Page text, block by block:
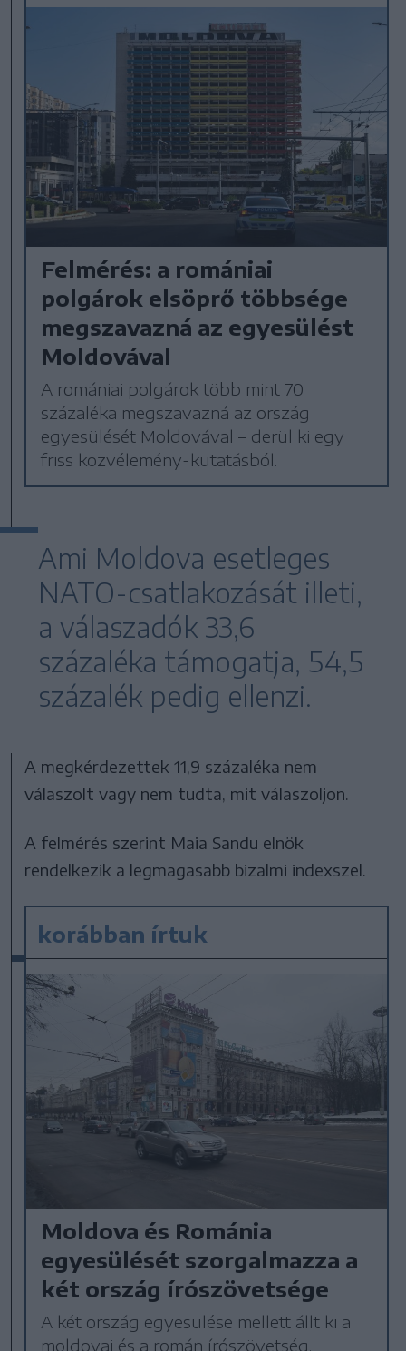
Felmérés: a romániai
polgárok elsöprő többsége
megszavazná az egyesülést
Moldovával
A romániai polgárok több mint 70
százaléka megszavazná az ország
egyesülését Moldovával – derül ki egy
friss közvélemény-kutatásból.
Ami Moldova esetleges
NATO-csatlakozását illeti,
a válaszadók 33,6
százaléka támogatja, 54,5
százalék pedig ellenzi.
A megkérdezettek 11,9 százaléka nem
válaszolt vagy nem tudta, mit válaszoljon.
A felmérés szerint Maia Sandu elnök
rendelkezik a legmagasabb bizalmi indexszel.
korábban írtuk
Moldova és Románia
egyesülését szorgalmazza a
két ország írószövetsége
A két ország egyesülése mellett állt ki a
moldovai és a román írószövetség.